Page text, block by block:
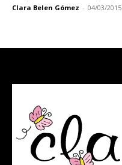
Clara Belen Gómez - 04/03/2015